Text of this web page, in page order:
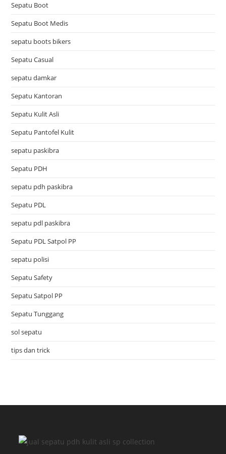
Sepatu Boot
Sepatu Boot Medis
sepatu boots bikers
Sepatu Casual
sepatu damkar
Sepatu Kantoran
Sepatu Kulit Asli
Sepatu Pantofel Kulit
sepatu paskibra
Sepatu PDH
sepatu pdh paskibra
Sepatu PDL
sepatu pdl paskibra
Sepatu PDL Satpol PP
sepatu polisi
Sepatu Safety
Sepatu Satpol PP
Sepatu Tunggang
sol sepatu
tips dan trick